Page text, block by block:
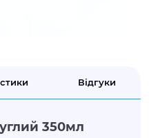
Відгуки
350мл